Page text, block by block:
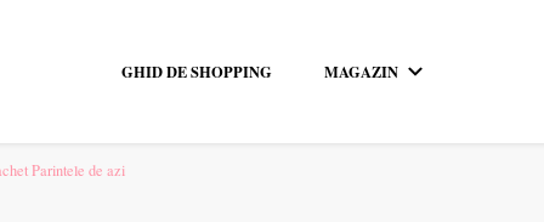
GHID DE SHOPPING MAGAZIN
Parintele de azi